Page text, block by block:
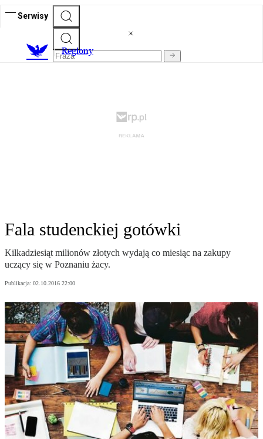
Serwisy
Regiony
Fala studenckiej gotówki
Kilkadziesiąt milionów złotych wydają co miesiąc na zakupy
uczący się w Poznaniu żacy.
Publikacja: 02.10.2016 22:00